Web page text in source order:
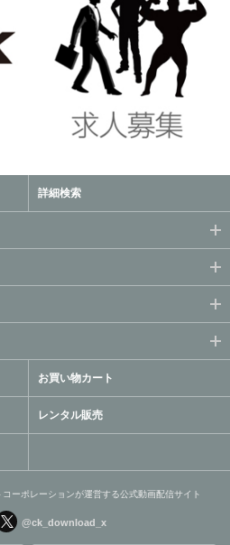
詳細検索
お買い物カート
レンタル販売
ーポレーションが運営する公式動画配信サイト
@ck_download_x